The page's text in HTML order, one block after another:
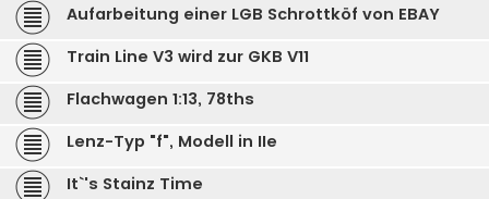
Aufarbeitung einer LGB Schrottköf von EBAY
Train Line V3 wird zur GKB V11
Flachwagen 1:13, 78ths
Lenz-Typ "f", Modell in IIe
It`'s Stainz Time